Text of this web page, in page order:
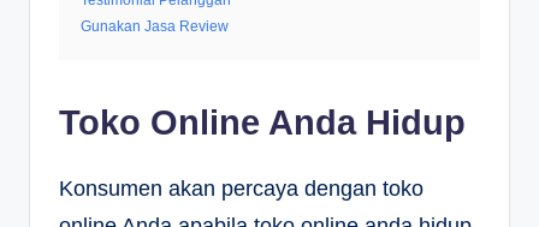
Gunakan Jasa Review
Toko Online Anda Hidup
Konsumen akan percaya dengan toko